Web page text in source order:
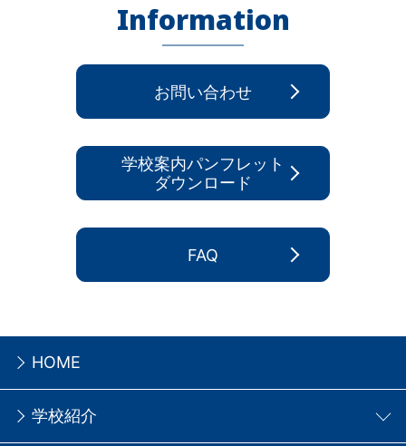
Information
お問い合わせ
学校案内パンフレット
ダウンロード
FAQ
HOME
学校紹介